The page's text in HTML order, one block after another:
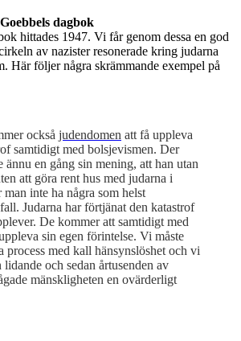
dagbok
hittades 1947. Vi får genom dessa en god
av nazister resonerade kring judarna
Här följer några skrämmande exempel på
också judendomen att få uppleva
samtidigt med bolsjevismen. Der
ännu en gång sin mening, att han utan
att göra rent hus med judarna i
inte ha några som helst
Judarna har förtjänat den katastrof
De kommer att samtidigt med
sin egen förintelse. Vi måste
process med kall hänsynslöshet och vi
lidande och sedan årtusenden av
mänskligheten en ovärderligt